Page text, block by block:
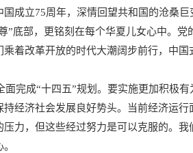
成立75周年，深情回望共和国的沧桑
”底部，更铭刻在每个华夏儿女心中。
乘着改革开放的时代大潮阔步前行，中
面完成“十四五”规划。要实施更加积极
持经济社会发展良好势头。当前经济运
压力，但这些经过努力是可以克服的。